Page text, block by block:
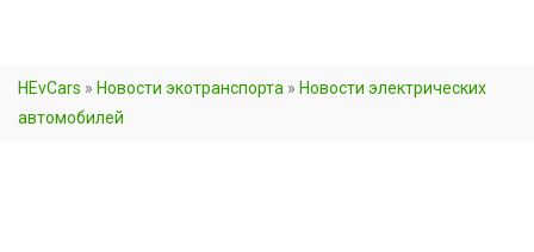
HEvCars » Новости экотранспорта » Новости электрических
автомобилей